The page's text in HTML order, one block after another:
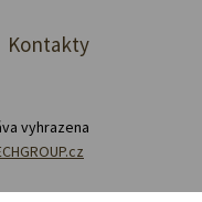
Kontakty
vyhrazena